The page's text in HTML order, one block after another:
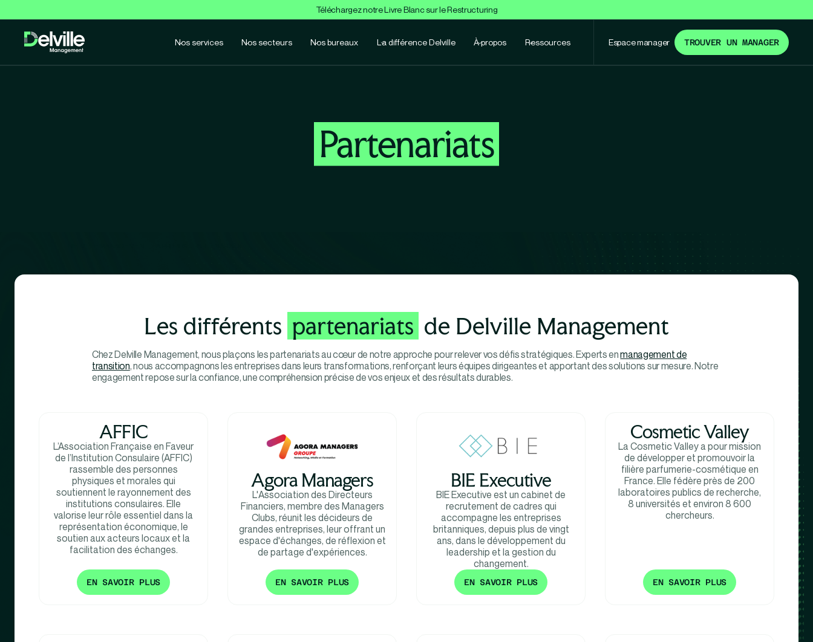
Téléchargez notre Livre Blanc sur le Restructuring
Nos services Nos secteurs Nos bureaux La différence Delville À propos Ressources Espace manager TROUVER UN MANAGER
Partenariats
Les différents partenariats de Delville Management
Chez Delville Management, nous plaçons les partenariats au cœur de notre approche pour relever vos défis stratégiques. Experts enmanagement de
transition, nous accompagnons les entreprises dans leurs transformations, renforçant leurs équipes dirigeantes et apportant des solutions sur mesure. Notre
engagement repose sur la confiance, une compréhension précise de vos enjeux et des résultats durables.
AFFIC
L’Association Française en Faveur
de l’Institution Consulaire (AFFIC)
rassemble des personnes
physiques et morales qui
soutiennent le rayonnement des
institutions consulaires. Elle
valorise leur rôle essentiel dans la
représentation économique, le
soutien aux acteurs locaux et la
facilitation des échanges.
EN SAVOIR PLUS
Agora Managers
L'Association des Directeurs
Financiers, membre des Managers
Clubs, réunit les décideurs de
grandes entreprises, leur offrant un
espace d'échanges, de réflexion et
de partage d'expériences.
EN SAVOIR PLUS
BIE Executive
BIE Executive est un cabinet de
recrutement de cadres qui
accompagne les entreprises
britanniques, depuis plus de vingt
ans, dans le développement du
leadership et la gestion du
changement.
EN SAVOIR PLUS
Cosmetic Valley
La Cosmetic Valley a pour mission
de développer et promouvoir la
filière parfumerie-cosmétique en
France. Elle fédère près de 200
laboratoires publics de recherche,
8 universités et environ 8 600
chercheurs.
EN SAVOIR PLUS